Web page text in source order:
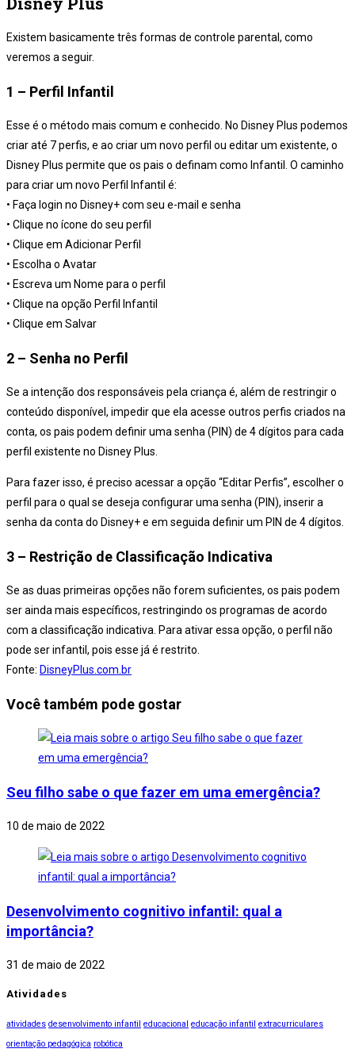
Existem basicamente três formas de controle parental, como
veremos a seguir.
1 – Perfil Infantil
Esse é o método mais comum e conhecido. No Disney Plus podemos
criar até 7 perfis, e ao criar um novo perfil ou editar um existente, o
Disney Plus permite que os pais o definam como Infantil. O caminho
para criar um novo Perfil Infantil é:
• Faça login no Disney+ com seu e-mail e senha
• Clique no ícone do seu perfil
• Clique em Adicionar Perfil
• Escolha o Avatar
• Escreva um Nome para o perfil
• Clique na opção Perfil Infantil
• Clique em Salvar
2 – Senha no Perfil
Se a intenção dos responsáveis pela criança é, além de restringir o
conteúdo disponível, impedir que ela acesse outros perfis criados na
conta, os pais podem definir uma senha (PIN) de 4 dígitos para cada
perfil existente no Disney Plus.
Para fazer isso, é preciso acessar a opção “Editar Perfis”, escolher o
perfil para o qual se deseja configurar uma senha (PIN), inserir a
senha da conta do Disney+ e em seguida definir um PIN de 4 dígitos.
3 – Restrição de Classificação Indicativa
Se as duas primeiras opções não forem suficientes, os pais podem
ser ainda mais específicos, restringindo os programas de acordo
com a classificação indicativa. Para ativar essa opção, o perfil não
pode ser infantil, pois esse já é restrito.
Fonte: DisneyPlus.com.br
Você também pode gostar
Seu filho sabe o que fazer em uma emergência?
10 de maio de 2022
Desenvolvimento cognitivo infantil: qual a
importância?
31 de maio de 2022
Atividades
atividades desenvolvimento infantil educacional educação infantil extracurriculares
orientação pedagógica robótica